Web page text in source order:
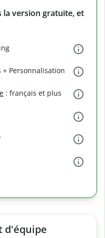
la version gratuite, et
+ Personnalisation
: français et plus
d'équipe